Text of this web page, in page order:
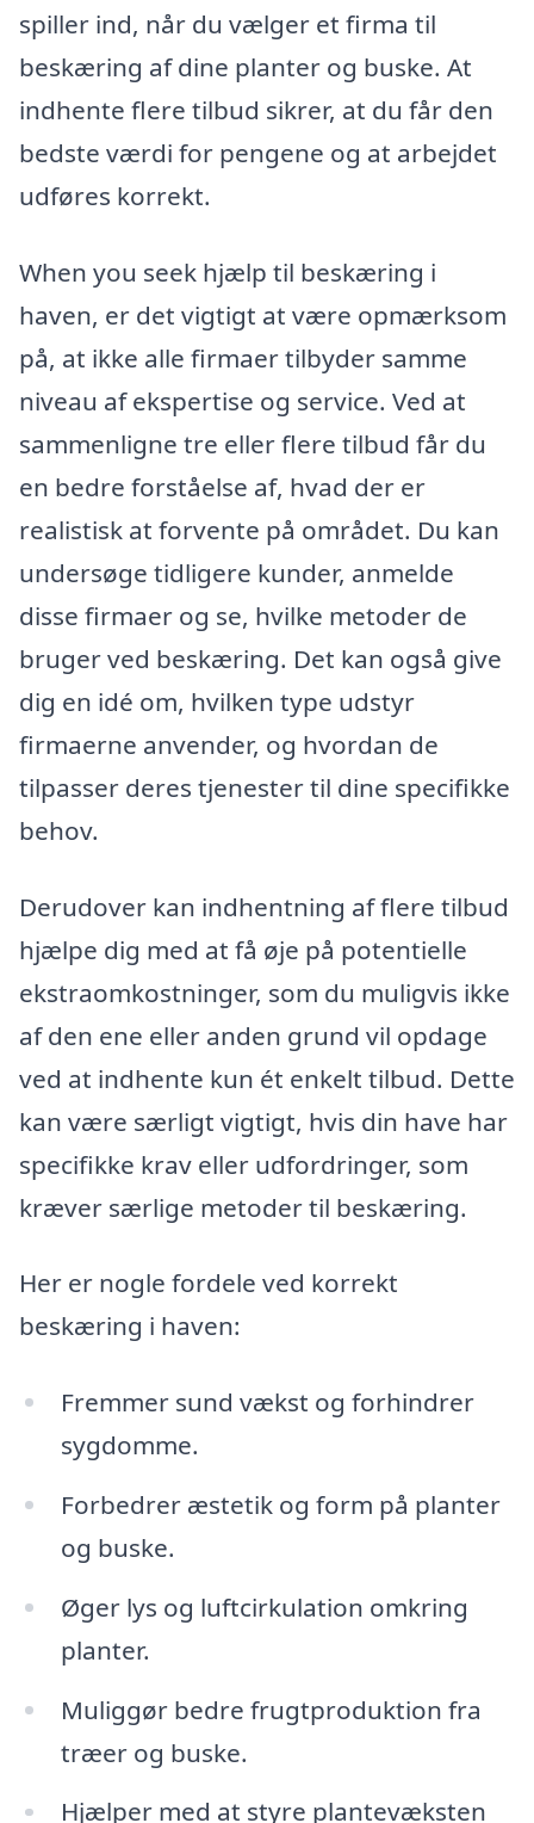
spiller ind, når du vælger et firma til
beskæring af dine planter og buske. At
indhente flere tilbud sikrer, at du får den
bedste værdi for pengene og at arbejdet
udføres korrekt.
When you seek hjælp til beskæring i
haven, er det vigtigt at være opmærksom
på, at ikke alle firmaer tilbyder samme
niveau af ekspertise og service. Ved at
sammenligne tre eller flere tilbud får du
en bedre forståelse af, hvad der er
realistisk at forvente på området. Du kan
undersøge tidligere kunder, anmelde
disse firmaer og se, hvilke metoder de
bruger ved beskæring. Det kan også give
dig en idé om, hvilken type udstyr
firmaerne anvender, og hvordan de
tilpasser deres tjenester til dine specifikke
behov.
Derudover kan indhentning af flere tilbud
hjælpe dig med at få øje på potentielle
ekstraomkostninger, som du muligvis ikke
af den ene eller anden grund vil opdage
ved at indhente kun ét enkelt tilbud. Dette
kan være særligt vigtigt, hvis din have har
specifikke krav eller udfordringer, som
kræver særlige metoder til beskæring.
Her er nogle fordele ved korrekt
beskæring i haven:
Fremmer sund vækst og forhindrer
sygdomme.
Forbedrer æstetik og form på planter
og buske.
Øger lys og luftcirkulation omkring
planter.
Muliggør bedre frugtproduktion fra
træer og buske.
Hjælper med at styre plantevæksten